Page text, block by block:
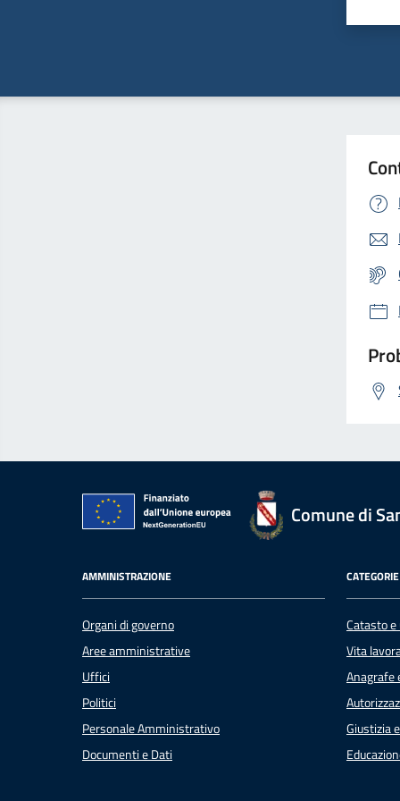
Comune di
AMMINISTRAZIONE
Organi di governo
Aree amministrative
Uffici
Politici
Personale Amministrativo
Documenti e Dati
Catasto
Vita
Anagrafe
Giustizia